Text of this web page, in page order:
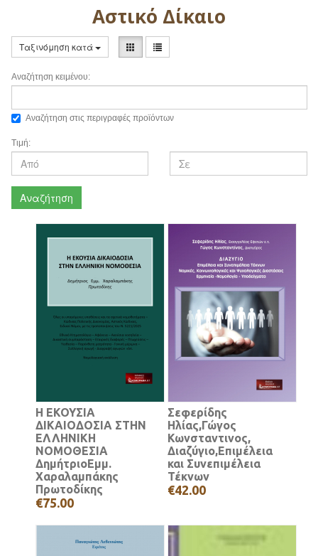
Αστικό Δίκαιο
Ταξινόμηση κατά
Αναζήτηση κειμένου:
Αναζήτηση στις περιγραφές προϊόντων
Τιμή:
Αναζήτηση
Η ΕΚΟΥΣΙΑ
ΔΙΚΑΙΟΔΟΣΙΑ ΣΤΗΝ
ΕΛΛΗΝΙΚΗ
ΝΟΜΟΘΕΣΙΑ
ΔημήτριοΕμμ.
Χαραλαμπάκης
Πρωτοδίκης
€75.00
Σεφερίδης
Ηλίας,Γώγος
Κωνσταντινος,
Διαζύγιο,Επιμέλεια
και Συνεπιμέλεια
Τέκνων
€42.00